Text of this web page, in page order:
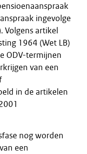
ingevolge
Volgens artikel
1964 (Wet LB)
ODV-termijnen
van een
in de artikelen
nog worden
een